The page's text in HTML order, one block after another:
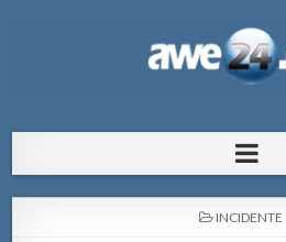
pa Aruba
POSTED
INCIDENTE